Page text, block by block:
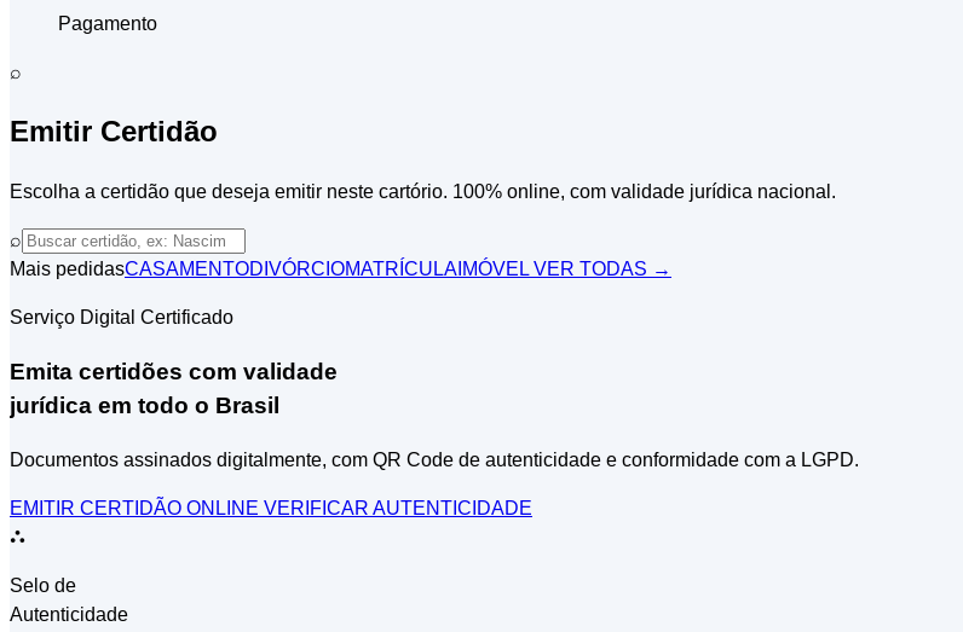
Pagamento
⌕
Emitir Certidão
Escolha a certidão que deseja emitir neste cartório. 100% online, com validade jurídica nacional.
⌕
Mais pedidasCASAMENTODIVÓRCIOMATRÍCULA IMÓVEL VER TODAS →
Serviço Digital Certificado
Emita certidões com validade
jurídica em todo o Brasil
Documentos assinados digitalmente, com QR Code de autenticidade e conformidade com a LGPD.
EMITIR CERTIDÃO ONLINE VERIFICAR AUTENTICIDADE
⛬
Selo de
Autenticidade